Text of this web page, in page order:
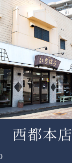
西都本店